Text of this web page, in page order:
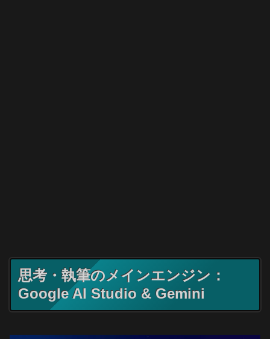
思考・執筆のメインエンジン：
Google AI Studio & Gemini